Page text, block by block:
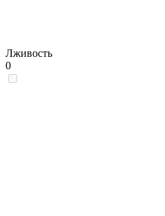
Лживость
0